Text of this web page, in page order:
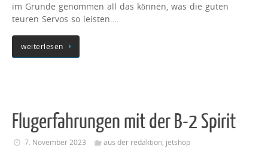
im Grunde genommen all das können, was die guten
teuren Servos so leisten….
weiterlesen
Flugerfahrungen mit der B-2 Spirit
7. November 2023 aus der redaktion, jetshop